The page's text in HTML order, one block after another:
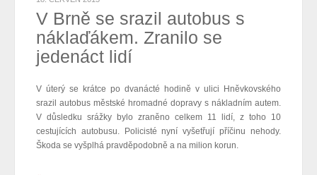
V Brně se srazil autobus s
náklaďákem. Zranilo se
jedenáct lidí
V úterý se krátce po dvanácté hodině v ulici Hněvkovského
srazil autobus městské hromadné dopravy s nákladním autem.
V důsledku srážky bylo zraněno celkem 11 lidí, z toho 10
cestujících autobusu. Policisté nyní vyšetřují příčinu nehody.
Škoda se vyšplhá pravděpodobně a na milion korun.